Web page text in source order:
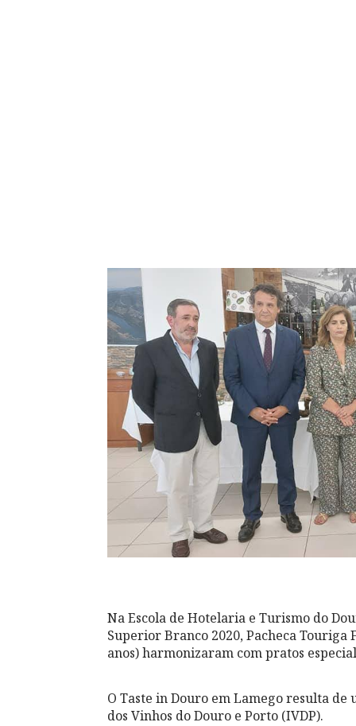
Na Escola de Hotelaria e Turismo do
Superior Branco 2020, Pacheca Touriga
anos) harmonizaram com pratos
O Taste in Douro em Lamego resulta
dos Vinhos do Douro e Porto (IVDP).